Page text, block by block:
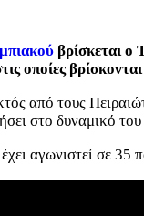
βρίσκεται ο
οποίες
από τους
στο δυναμικό
αγωνιστεί σε